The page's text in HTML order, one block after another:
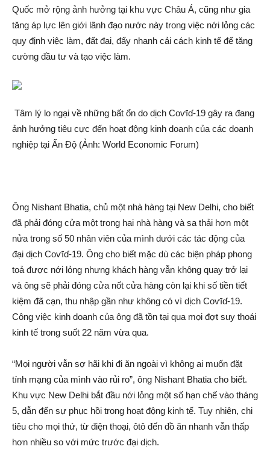
Quốc mở rộng ảnh hưởng tại khu vực Châu Á, cũng như gia
tăng áp lực lên giới lãnh đạo nước này trong việc nới lỏng các
quy định việc làm, đất đai, đẩy nhanh cải cách kinh tế để tăng
cường đầu tư và tạo việc làm.
Tâm lý lo ngại về những bất ổn do dịc‌h Coѵīɗ-19 gây ra đang
ảnh hưởng tiêu cực đến hoạt động kinh doanh của các doanh
nghiệp tại Ấn Độ (Ảnh: World Economic Forum)
Ông Nishant Bhatia, chủ một nhà hàng tại New Delhi, cho biết
đã phải đóng cửa một trong hai nhà hàng và sa thải hơn một
nửa trong số 50 nhân viên của mình dưới các tác động của
đại dịc‌h Coѵīɗ-19. Ông cho biết mặc dù các biện pháp phong
toả được nới lỏng nhưng khách hàng vẫn không quay trở lại
và ông sẽ phải đóng cửa nốt cửa hàng còn lại khi số tiền tiết
kiệm đã cạn, thu nhập gần như không có vì dịc‌h Coѵīɗ-19.
Công việc kinh doanh của ông đã tồn tại qua mọi đợt suy thoái
kinh tế trong suốt 22 năm vừa qua.
“Mọi người vẫn sợ hãi khi đi ăn ngoài vì không ai muốn đặt
tín‌h mạn‌g của mình vào rủ‌i r‌o”, ông Nishant Bhatia cho biết.
Khu vực New Delhi bắt đầu nới lỏng một số hạn chế vào tháng
5, dẫn đến sự phục hồi trong hoạt động kinh tế. Tuy nhiên, chi
tiêu cho mọi thứ, từ điện thoại, ôtô đến đồ ăn nhanh vẫn thấp
hơn nhiều so với mức trước đại dịc‌h.